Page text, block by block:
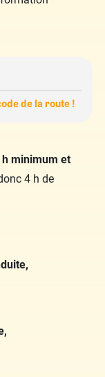
de la route !
minimum et
4 h de